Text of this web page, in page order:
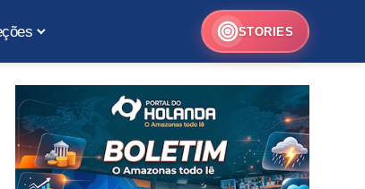
STORIES